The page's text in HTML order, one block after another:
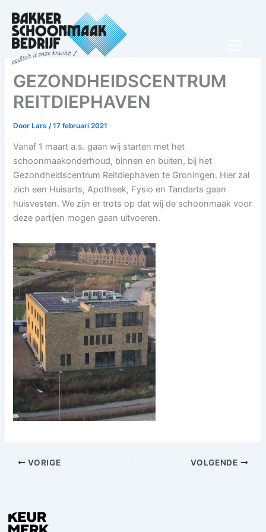
naar
inhoud
GEZONDHEIDSCENTRUM
REITDIEPHAVEN
DoorLars/17 februari 2021
Vanaf 1 maart a.s. gaan wij starten met het
schoonmaakonderhoud, binnen en buiten, bij het
Gezondheidscentrum Reitdiephaven te Groningen. Hier zal
zich een Huisarts, Apotheek, Fysio en Tandarts gaan
huisvesten. We zijn er trots op dat wij de schoonmaak voor
deze partijen mogen gaan uitvoeren.
VORIGE VOLGENDE